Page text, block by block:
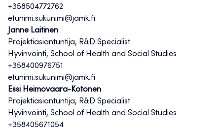
+358504772762
etunimi.sukunimi@jamk.fi
Janne Laitinen
Projektiasiantuntija, R&D Specialist
Hyvinvointi, School of Health and Social Studies
+358400976751
etunimi.sukunimi@jamk.fi
Essi Heimovaara-Kotonen
Projektiasiantuntija, R&D Specialist
Hyvinvointi, School of Health and Social Studies
+358405671054